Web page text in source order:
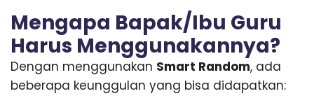
Mengapa Bapak/Ibu Guru
Harus Menggunakannya?
Dengan menggunakan Smart Random, ada
beberapa keunggulan yang bisa didapatkan: